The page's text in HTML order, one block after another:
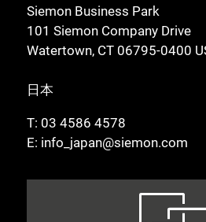
Siemon Business Park
101 Siemon Company Drive
Watertown, CT 06795-0400
日本
T: 03 4586 4578
E: info_japan@siemon.com